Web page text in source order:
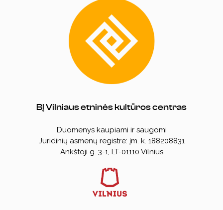
Koncertai
Kalendorinės šventės
Kūrybiniai rinkiniai
Prekių pristatymas ir grąžinimas
Atsiskaitymo būdai
BĮ Vilniaus etninės kultūros centras
Duomenys kaupiami ir saugomi
Juridinių asmenų registre: įm. k. 188208831
Ankštoji g. 3-1, LT-01110 Vilnius